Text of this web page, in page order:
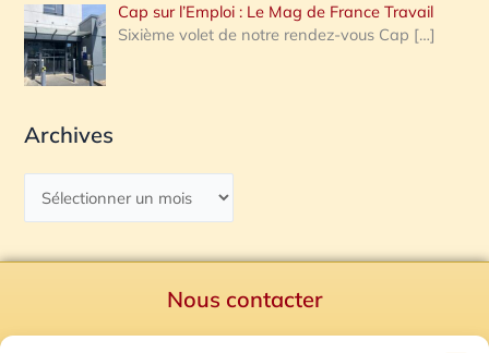
Cap sur l’Emploi : Le Mag de France Travail
Sixième volet de notre rendez-vous Cap […]
Archives
Nous contacter